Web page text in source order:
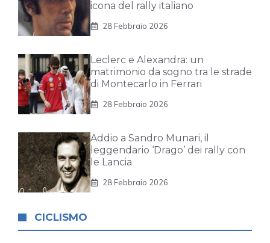
icona del rally italiano
28 Febbraio 2026
Leclerc e Alexandra: un
matrimonio da sogno tra le strade
di Montecarlo in Ferrari
28 Febbraio 2026
Addio a Sandro Munari, il
leggendario ‘Drago’ dei rally con
le Lancia
28 Febbraio 2026
CICLISMO